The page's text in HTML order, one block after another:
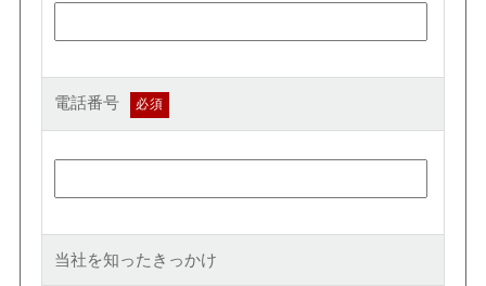
電話番号
当社を知ったきっかけ